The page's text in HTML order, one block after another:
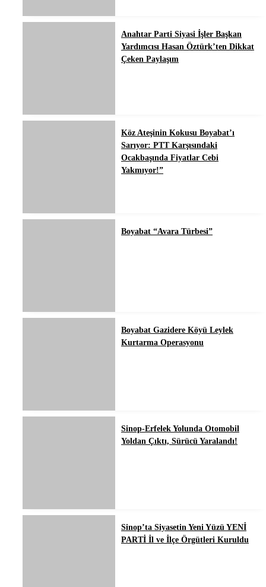
Anahtar Parti Siyasi İşler Başkan
Yardımcısı Hasan Öztürk’ten Dikkat
Çeken Paylaşım
Köz Ateşinin Kokusu Boyabat’ı
Sarıyor: PTT Karşısındaki
Ocakbaşında Fiyatlar Cebi
Yakmıyor!”
Boyabat “Avara Türbesi”
Boyabat Gazidere Köyü Leylek
Kurtarma Operasyonu
Sinop-Erfelek Yolunda Otomobil
Yoldan Çıktı, Sürücü Yaralandı!
Sinop’ta Siyasetin Yeni Yüzü YENİ
PARTİ İl ve İlçe Örgütleri Kuruldu